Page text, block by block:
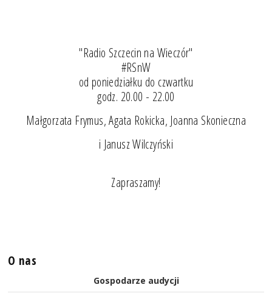
"Radio Szczecin na Wieczór"
#RSnW
od poniedziałku do czwartku
godz. 20.00 - 22.00
Małgorzata Frymus, Agata Rokicka, Joanna Skonieczna
i Janusz Wilczyński
Zapraszamy!
O nas
Gospodarze audycji